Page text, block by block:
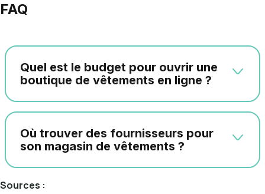
FAQ
Quel est le budget pour ouvrir une
boutique de vêtements en ligne ?
Où trouver des fournisseurs pour
son magasin de vêtements ?
Sources :